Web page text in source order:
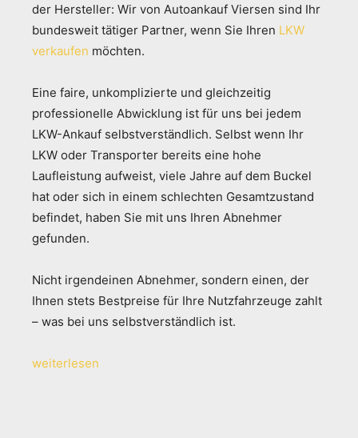
der Hersteller: Wir von Autoankauf Viersen sind Ihr
bundesweit tätiger Partner, wenn Sie Ihren LKW
verkaufen möchten.
Eine faire, unkomplizierte und gleichzeitig
professionelle Abwicklung ist für uns bei jedem
LKW-Ankauf selbstverständlich. Selbst wenn Ihr
LKW oder Transporter bereits eine hohe
Laufleistung aufweist, viele Jahre auf dem Buckel
hat oder sich in einem schlechten Gesamtzustand
befindet, haben Sie mit uns Ihren Abnehmer
gefunden.
Nicht irgendeinen Abnehmer, sondern einen, der
Ihnen stets Bestpreise für Ihre Nutzfahrzeuge zahlt
– was bei uns selbstverständlich ist.
weiterlesen